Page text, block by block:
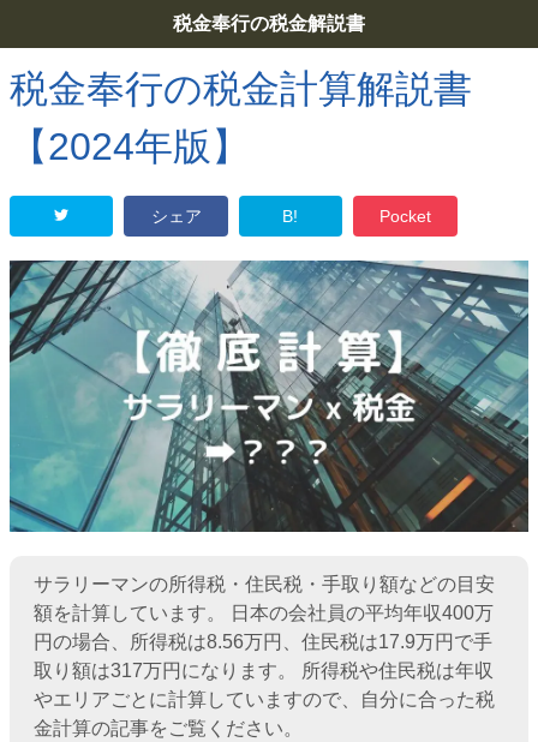
税金奉行の税金解説書
税金奉行の税金計算解説書
【2024年版】
シェア B! Pocket
サラリーマンの所得税・住民税・手取り額などの目安
額を計算しています。 日本の会社員の平均年収400万
円の場合、所得税は8.56万円、住民税は17.9万円で手
取り額は317万円になります。 所得税や住民税は年収
やエリアごとに計算していますので、自分に合った税
金計算の記事をご覧ください。